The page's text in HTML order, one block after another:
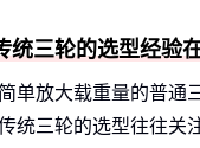
统三轮的选型经验
单放大载重量的普通
统三轮的选型往往关